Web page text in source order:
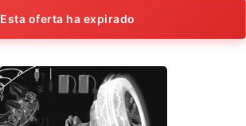
Esta oferta ha expirado